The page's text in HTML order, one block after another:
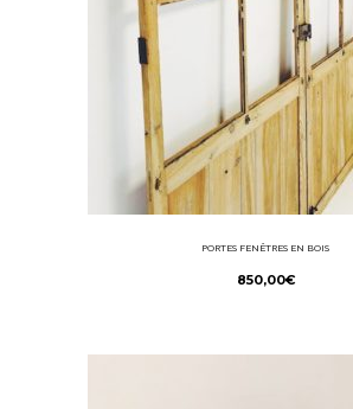
PORTES FENÊTRES EN BOIS
850,00€